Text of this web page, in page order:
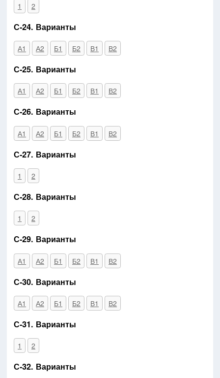
1 2
С-24. Варианты
А1 А2 Б1 Б2 В1 В2
С-25. Варианты
А1 А2 Б1 Б2 В1 В2
С-26. Варианты
А1 А2 Б1 Б2 В1 В2
С-27. Варианты
1 2
С-28. Варианты
1 2
С-29. Варианты
А1 А2 Б1 Б2 В1 В2
С-30. Варианты
А1 А2 Б1 Б2 В1 В2
С-31. Варианты
1 2
С-32. Варианты